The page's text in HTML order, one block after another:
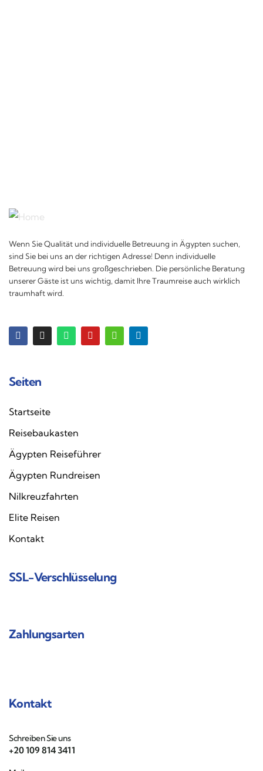
Wenn Sie Qualität und individuelle Betreuung in Ägypten suchen,
sind Sie bei uns an der richtigen Adresse! Denn individuelle
Betreuung wird bei uns großgeschrieben. Die persönliche Beratung
unserer Gäste ist uns wichtig, damit Ihre Traumreise auch wirklich
traumhaft wird.
Seiten
Startseite
Reisebaukasten
Ägypten Reiseführer
Ägypten Rundreisen
Nilkreuzfahrten
Elite Reisen
Kontakt
SSL-Verschlüsselung
Zahlungsarten
Kontakt
Schreiben Sie uns
+20 109 814 3411